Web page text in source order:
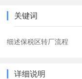
关键词
细述保税区转厂流程
详细说明